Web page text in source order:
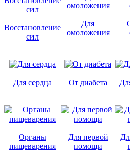
Восстановление
сил
Для
омоложения
Для сердца От диабета
Органы
пищеварения
Для первой
помощи